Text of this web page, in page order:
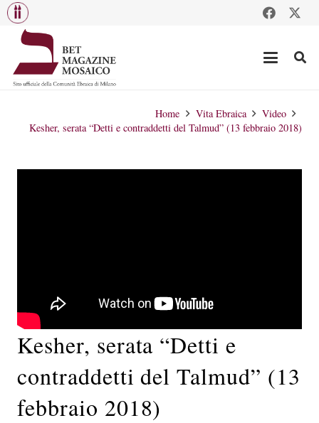
Home Vita Ebraica
Video
Kesher, serata “Detti e contraddetti del Talmud” (13 febbraio 2018)
Kesher, serata “Detti e
contraddetti del Talmud” (13
febbraio 2018)